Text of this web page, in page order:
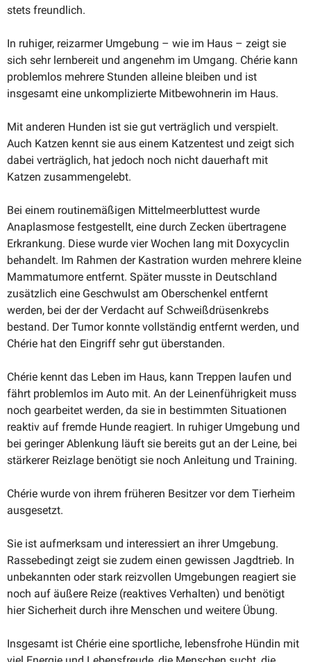
stets freundlich.
In ruhiger, reizarmer Umgebung – wie im Haus – zeigt sie
sich sehr lernbereit und angenehm im Umgang. Chérie kann
problemlos mehrere Stunden alleine bleiben und ist
insgesamt eine unkom­pli­zierte Mitbe­woh­nerin im Haus.
Mit anderen Hunden ist sie gut verträglich und verspielt.
Auch Katzen kennt sie aus einem Katzentest und zeigt sich
dabei verträglich, hat jedoch noch nicht dauerhaft mit
Katzen zusammengelebt.
Bei einem routi­ne­mä­ßigen Mittel­meer­bluttest wurde
Anaplasmose festge­stellt, eine durch Zecken übertragene
Erkrankung. Diese wurde vier Wochen lang mit Doxycyclin
behandelt. Im Rahmen der Kastration wurden mehrere kleine
Mamma­tumore entfernt. Später musste in Deutschland
zusätzlich eine Geschwulst am Oberschenkel entfernt
werden, bei der der Verdacht auf Schweiß­drü­sen­krebs
bestand. Der Tumor konnte vollständig entfernt werden, und
Chérie hat den Eingriff sehr gut überstanden.
Chérie kennt das Leben im Haus, kann Treppen laufen und
fährt problemlos im Auto mit. An der Leinen­füh­rigkeit muss
noch gearbeitet werden, da sie in bestimmten Situa­tionen
reaktiv auf fremde Hunde reagiert. In ruhiger Umgebung und
bei geringer Ablenkung läuft sie bereits gut an der Leine, bei
stärkerer Reizlage benötigt sie noch Anleitung und Training.
Chérie wurde von ihrem früheren Besitzer vor dem Tierheim
ausgesetzt.
Sie ist aufmerksam und inter­es­siert an ihrer Umgebung.
Rasse­be­dingt zeigt sie zudem einen gewissen Jagdtrieb. In
unbekannten oder stark reizvollen Umgebungen reagiert sie
noch auf äußere Reize (reaktives Verhalten) und benötigt
hier Sicherheit durch ihre Menschen und weitere Übung.
Insgesamt ist Chérie eine sport­liche, lebens­frohe Hündin mit